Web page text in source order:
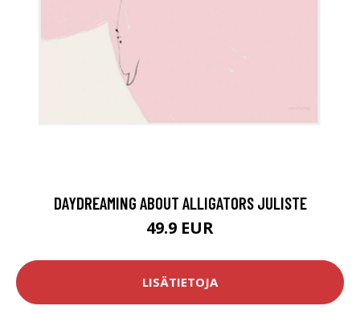
DAYDREAMING ABOUT ALLIGATORS JULISTE
49.9 EUR
LISÄTIETOJA